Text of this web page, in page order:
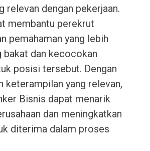
relevan dengan pekerjaan.
membantu perekrut
pemahaman yang lebih
bakat dan kecocokan
posisi tersebut. Dengan
keterampilan yang relevan,
Bisnis dapat menarik
dan meningkatkan
diterima dalam proses